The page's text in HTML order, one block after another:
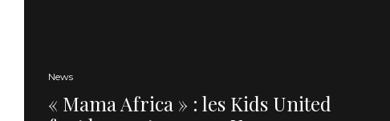
News
« Mama Africa » : les Kids United